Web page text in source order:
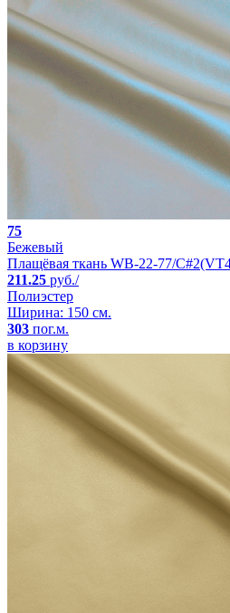
75
Бежевый
Плащёвая ткань WB-22-77/
211.25 руб./
Полиэстер
Ширина: 150 см.
303 пог.м.
в корзину